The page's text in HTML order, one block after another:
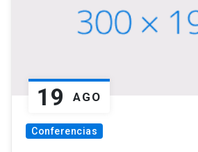
19 AGO
Conferencias